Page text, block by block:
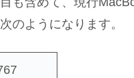
のようになります。